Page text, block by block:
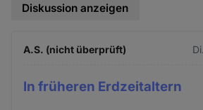
Diskussion anzeigen
A.S. (nicht überprüft)
In früheren Erdzeitaltern